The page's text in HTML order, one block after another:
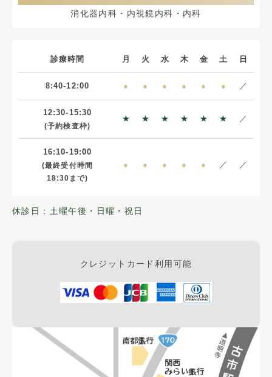
消化器内科・内視鏡内科・内科
診療時間 月 火 水 木 金 土 日
8:40-12:00 ● ● ● ● ● ● ／
12:30-15:30
(予約検査枠)
★ ★ ★ ★ ★ ★ ／
16:10-19:00
(最終受付時間
18:30まで)
● ● ● ● ● ／ ／
休診日：土曜午後・日曜・祝日
クレジットカード利用可能